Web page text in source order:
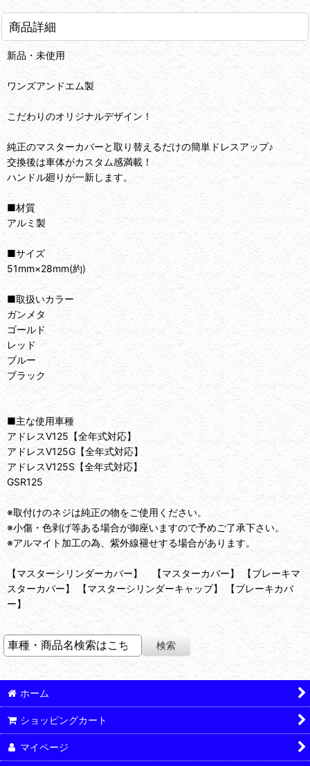
商品詳細
新品・未使用
ワンズアンドエム製
こだわりのオリジナルデザイン！
純正のマスターカバーと取り替えるだけの簡単ドレスアップ♪
交換後は車体がカスタム感満載！
ハンドル廻りが一新します。
■材質
アルミ製
■サイズ
51mm×28mm(約)
■取扱いカラー
ガンメタ
ゴールド
レッド
ブルー
ブラック
■主な使用車種
アドレスV125【全年式対応】
アドレスV125G【全年式対応】
アドレスV125S【全年式対応】
GSR125
※取付けのネジは純正の物をご使用ください。
※小傷・色剥げ等ある場合が御座いますので予めご了承下さい。
※アルマイト加工の為、紫外線褪せする場合があります。
【マスターシリンダーカバー】 【マスターカバー】 【ブレーキマ
スターカバー】 【マスターシリンダーキャップ】 【ブレーキカバ
ー】
ホーム
ショッピングカート
マイページ